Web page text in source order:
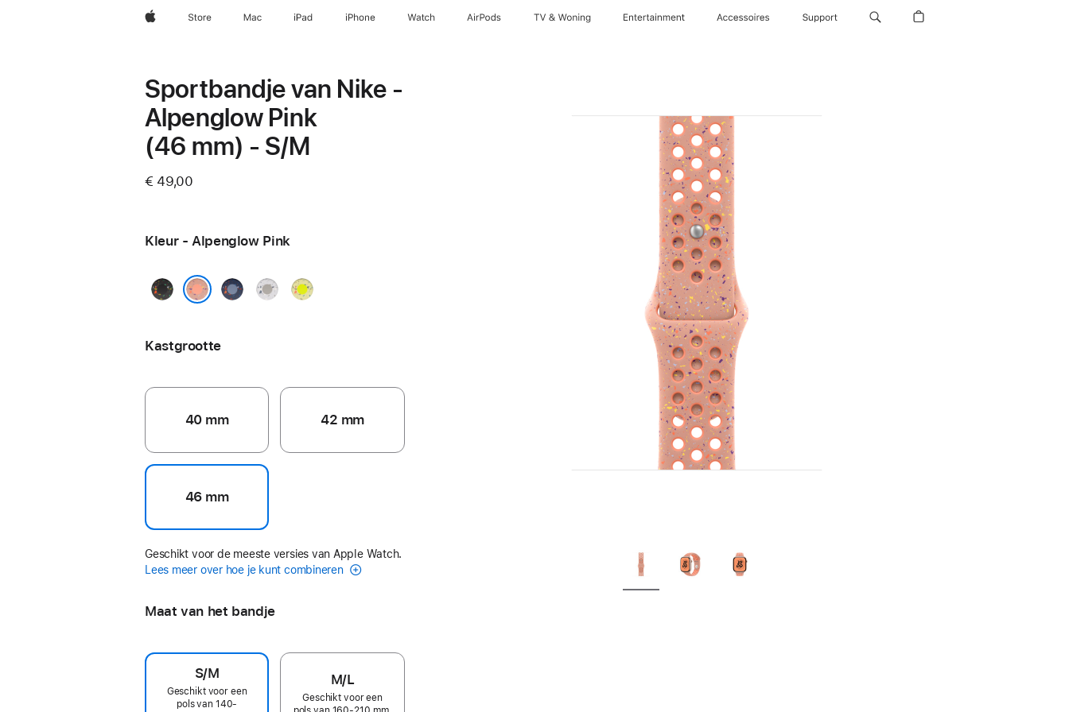
AppleStore Mac iPad iPhone Watch AirPods TV & Woning Entertainment Accessoires Support
Sportbandje van Nike -
Alpenglow Pink
(46 mm) - S/M
€ 49,00
Kleur - Alpenglow Pink
Midnight
Blue
VeiledVolt
Kastgrootte
40 mm 42 mm
46 mm
Geschikt voor de meeste versies van Apple Watch.
Lees meer over hoe je kunt combineren
Maat van het bandje
S/M
Geschikt voor een
pols van 140-
M/L
Geschikt voor een